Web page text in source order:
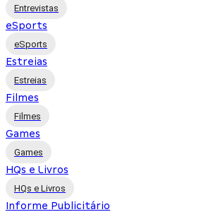
Entrevistas
eSports
eSports
Estreias
Estreias
Filmes
Filmes
Games
Games
HQs e Livros
HQs e Livros
Informe Publicitário